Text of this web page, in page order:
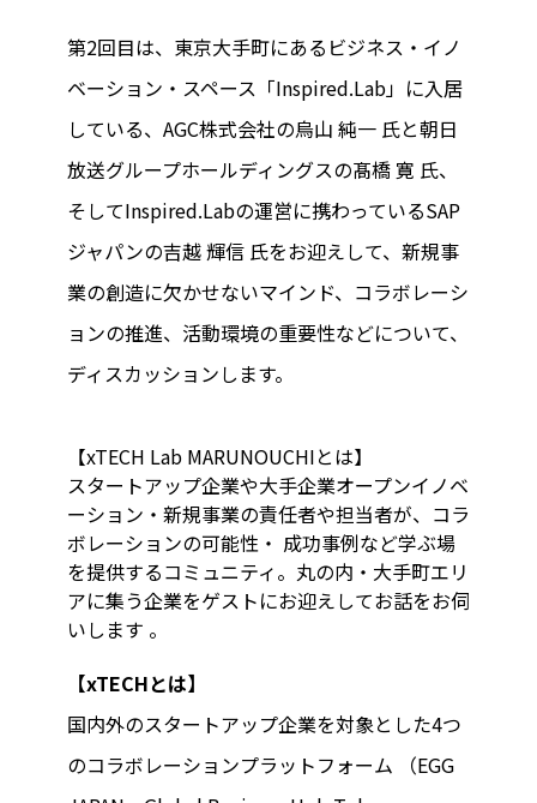
第2回目は、東京大手町にあるビジネス・イノ
ベーション・スペース「Inspired.Lab」に入居
している、AGC株式会社の烏山 純一 氏と朝日
放送グループホールディングスの髙橋 寛 氏、
そしてInspired.Labの運営に携わっているSAP
ジャパンの吉越 輝信 氏をお迎えして、新規事
業の創造に欠かせないマインド、コラボレーシ
ョンの推進、活動環境の重要性などについて、
ディスカッションします。
【xTECH Lab MARUNOUCHIとは】
スタートアップ企業や大手企業オープンイノベ
ーション・新規事業の責任者や担当者が、コラ
ボレーションの可能性・ 成功事例など学ぶ場
を提供するコミュニティ。丸の内・大手町エリ
アに集う企業をゲストにお迎えしてお話をお伺
いします 。
【xTECHとは】
国内外のスタートアップ企業を対象とした4つ
のコラボレーションプラットフォーム （EGG